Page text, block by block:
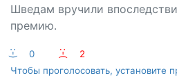
Шведам вручили
премию.
:-) 0 :-(
2
Чтобы проголосовать, установите